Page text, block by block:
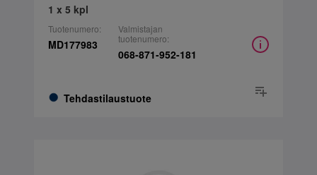
1 x 5 kpl
Tuotenumero:
MD177983
Tehdastilaustuote
Valmistajan
tuotenumero:
068-871-952-181